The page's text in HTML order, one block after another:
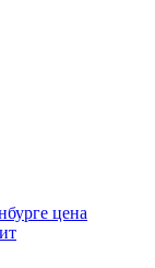
цена